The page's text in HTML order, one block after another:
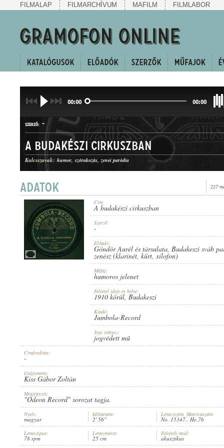
FILMALAP FILMARCHÍVUM MAFILM FILMLABOR
00:00 00:00
SZERZŐ: -
MŰFAJ: HUMOROS JELENET
JUMBOLA-RECORD
LEMEZSZÁM:
A budakészi cirkuszban
Kulcsszavak: humor szórakozás zenei paródia
227
Cím:
A budakészi cirkuszban
Szerző:
-
Előadó:
Göndör Aurél és társulata, Budakeszi sváb
zenész (klarinét, kürt,xilofon)
Műfaj:
humoros jelenet
Felvétel ideje és helye:
1910 körül, Budakeszi
Kiadó:
Jumbola-Record
Jogi státusz:
jogvédett mű
Címfordítás:
-
Gyűjtemény:
Kiss Gábor Zoltán
Megjegyzés:
"Odeon Record" sorozat tagja.
Nyelv:
magyar
Időtartam:
2' 56"
Lemezszám, Matricaszám:
No. 15347., He.76
Lemeztípus:
78 rpm
Lemezméret:
25 cm
Felvételi mód:
akusztikus